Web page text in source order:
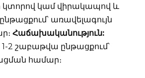
կտորով կամ վիրակապով և
առավելագույն
Հաճախականություն:
2 շաբաթվա ընթացքում՝
համար։